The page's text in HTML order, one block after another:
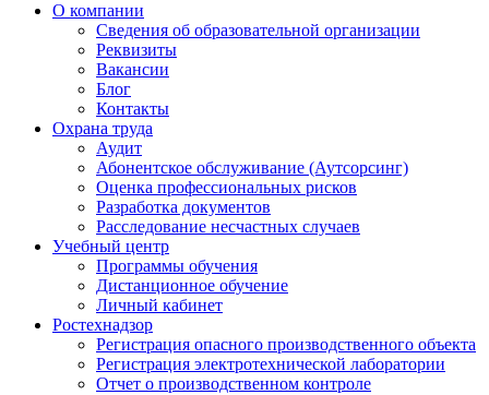
О компании
Сведения об образовательной организации
Реквизиты
Вакансии
Блог
Контакты
Охрана труда
Аудит
Абонентское обслуживание (Аутсорсинг)
Оценка профессиональных рисков
Разработка документов
Расследование несчастных случаев
Учебный центр
Программы обучения
Дистанционное обучение
Личный кабинет
Ростехнадзор
Регистрация опасного производственного объекта
Регистрация электротехнической лаборатории
Отчет о производственном контроле